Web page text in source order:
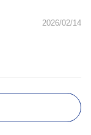
2026/02/14